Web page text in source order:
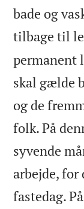
bade og
tilbage til
permanent
skal gælde
og de
folk. På
syvende
arbejde,
fastedag.